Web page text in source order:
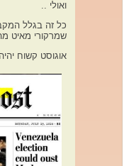
ואולי ..
כל זה בגלל
שמרקורי מאיט
אוגוסט קשוח